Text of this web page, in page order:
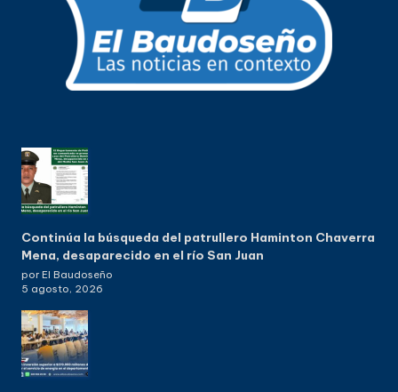
Continúa la búsqueda del patrullero Haminton Chaverra
Mena, desaparecido en el río San Juan
por El Baudoseño
5 agosto, 2026